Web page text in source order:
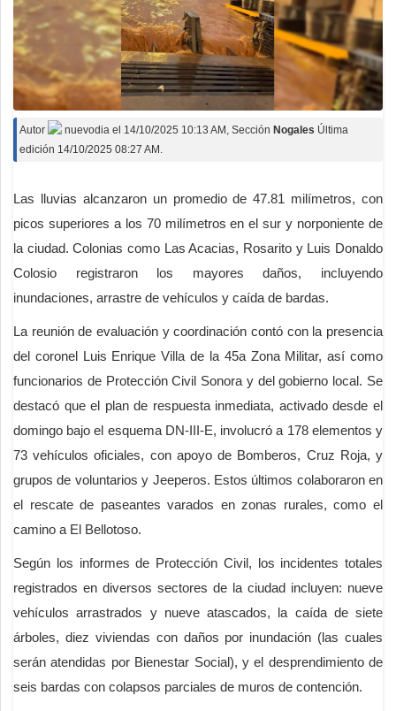
Autor nuevodia el 14/10/2025 10:13 AM , Sección Nogales Última
edición 14/10/2025 08:27 AM.
Las lluvias alcanzaron un promedio de 47.81 milímetros, con
picos superiores a los 70 milímetros en el sur y norponiente de
la ciudad. Colonias como Las Acacias, Rosarito y Luis Donaldo
Colosio registraron los mayores daños, incluyendo
inundaciones, arrastre de vehículos y caída de bardas.
La reunión de evaluación y coordinación contó con la presencia
del coronel Luis Enrique Villa de la 45a Zona Militar, así como
funcionarios de Protección Civil Sonora y del gobierno local. Se
destacó que el plan de respuesta inmediata, activado desde el
domingo bajo el esquema DN-III-E, involucró a 178 elementos y
73 vehículos oficiales, con apoyo de Bomberos, Cruz Roja, y
grupos de voluntarios y Jeeperos. Estos últimos colaboraron en
el rescate de paseantes varados en zonas rurales, como el
camino a El Bellotoso.
Según los informes de Protección Civil, los incidentes totales
registrados en diversos sectores de la ciudad incluyen: nueve
vehículos arrastrados y nueve atascados, la caída de siete
árboles, diez viviendas con daños por inundación (las cuales
serán atendidas por Bienestar Social), y el desprendimiento de
seis bardas con colapsos parciales de muros de contención.